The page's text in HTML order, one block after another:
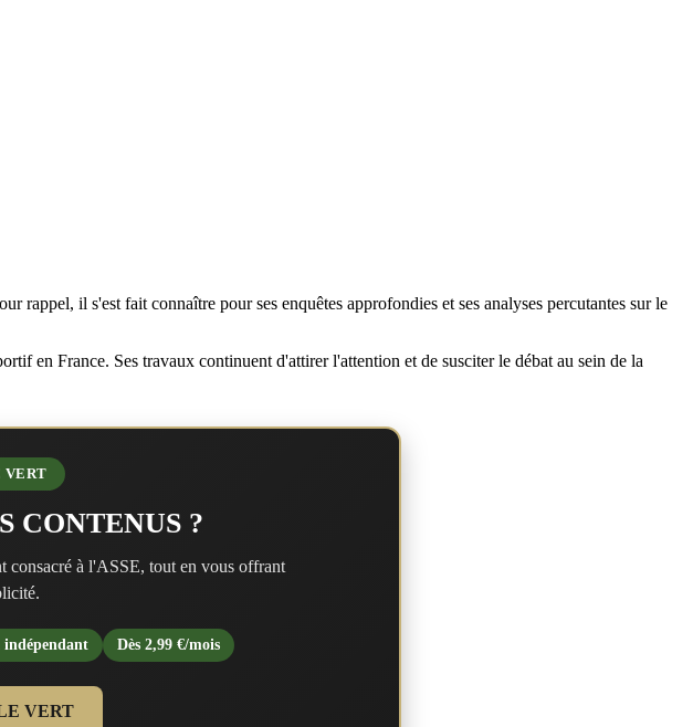
il s'est fait connaître pour ses enquêtes approfondies et ses analyses percutantes sur le
en France. Ses travaux continuent d'attirer l'attention et de susciter le débat au sein de la
VERT
CONTENUS ?
consacré à l'ASSE, tout en vous offrant
indépendant Dès 2,99 €/mois
VERT